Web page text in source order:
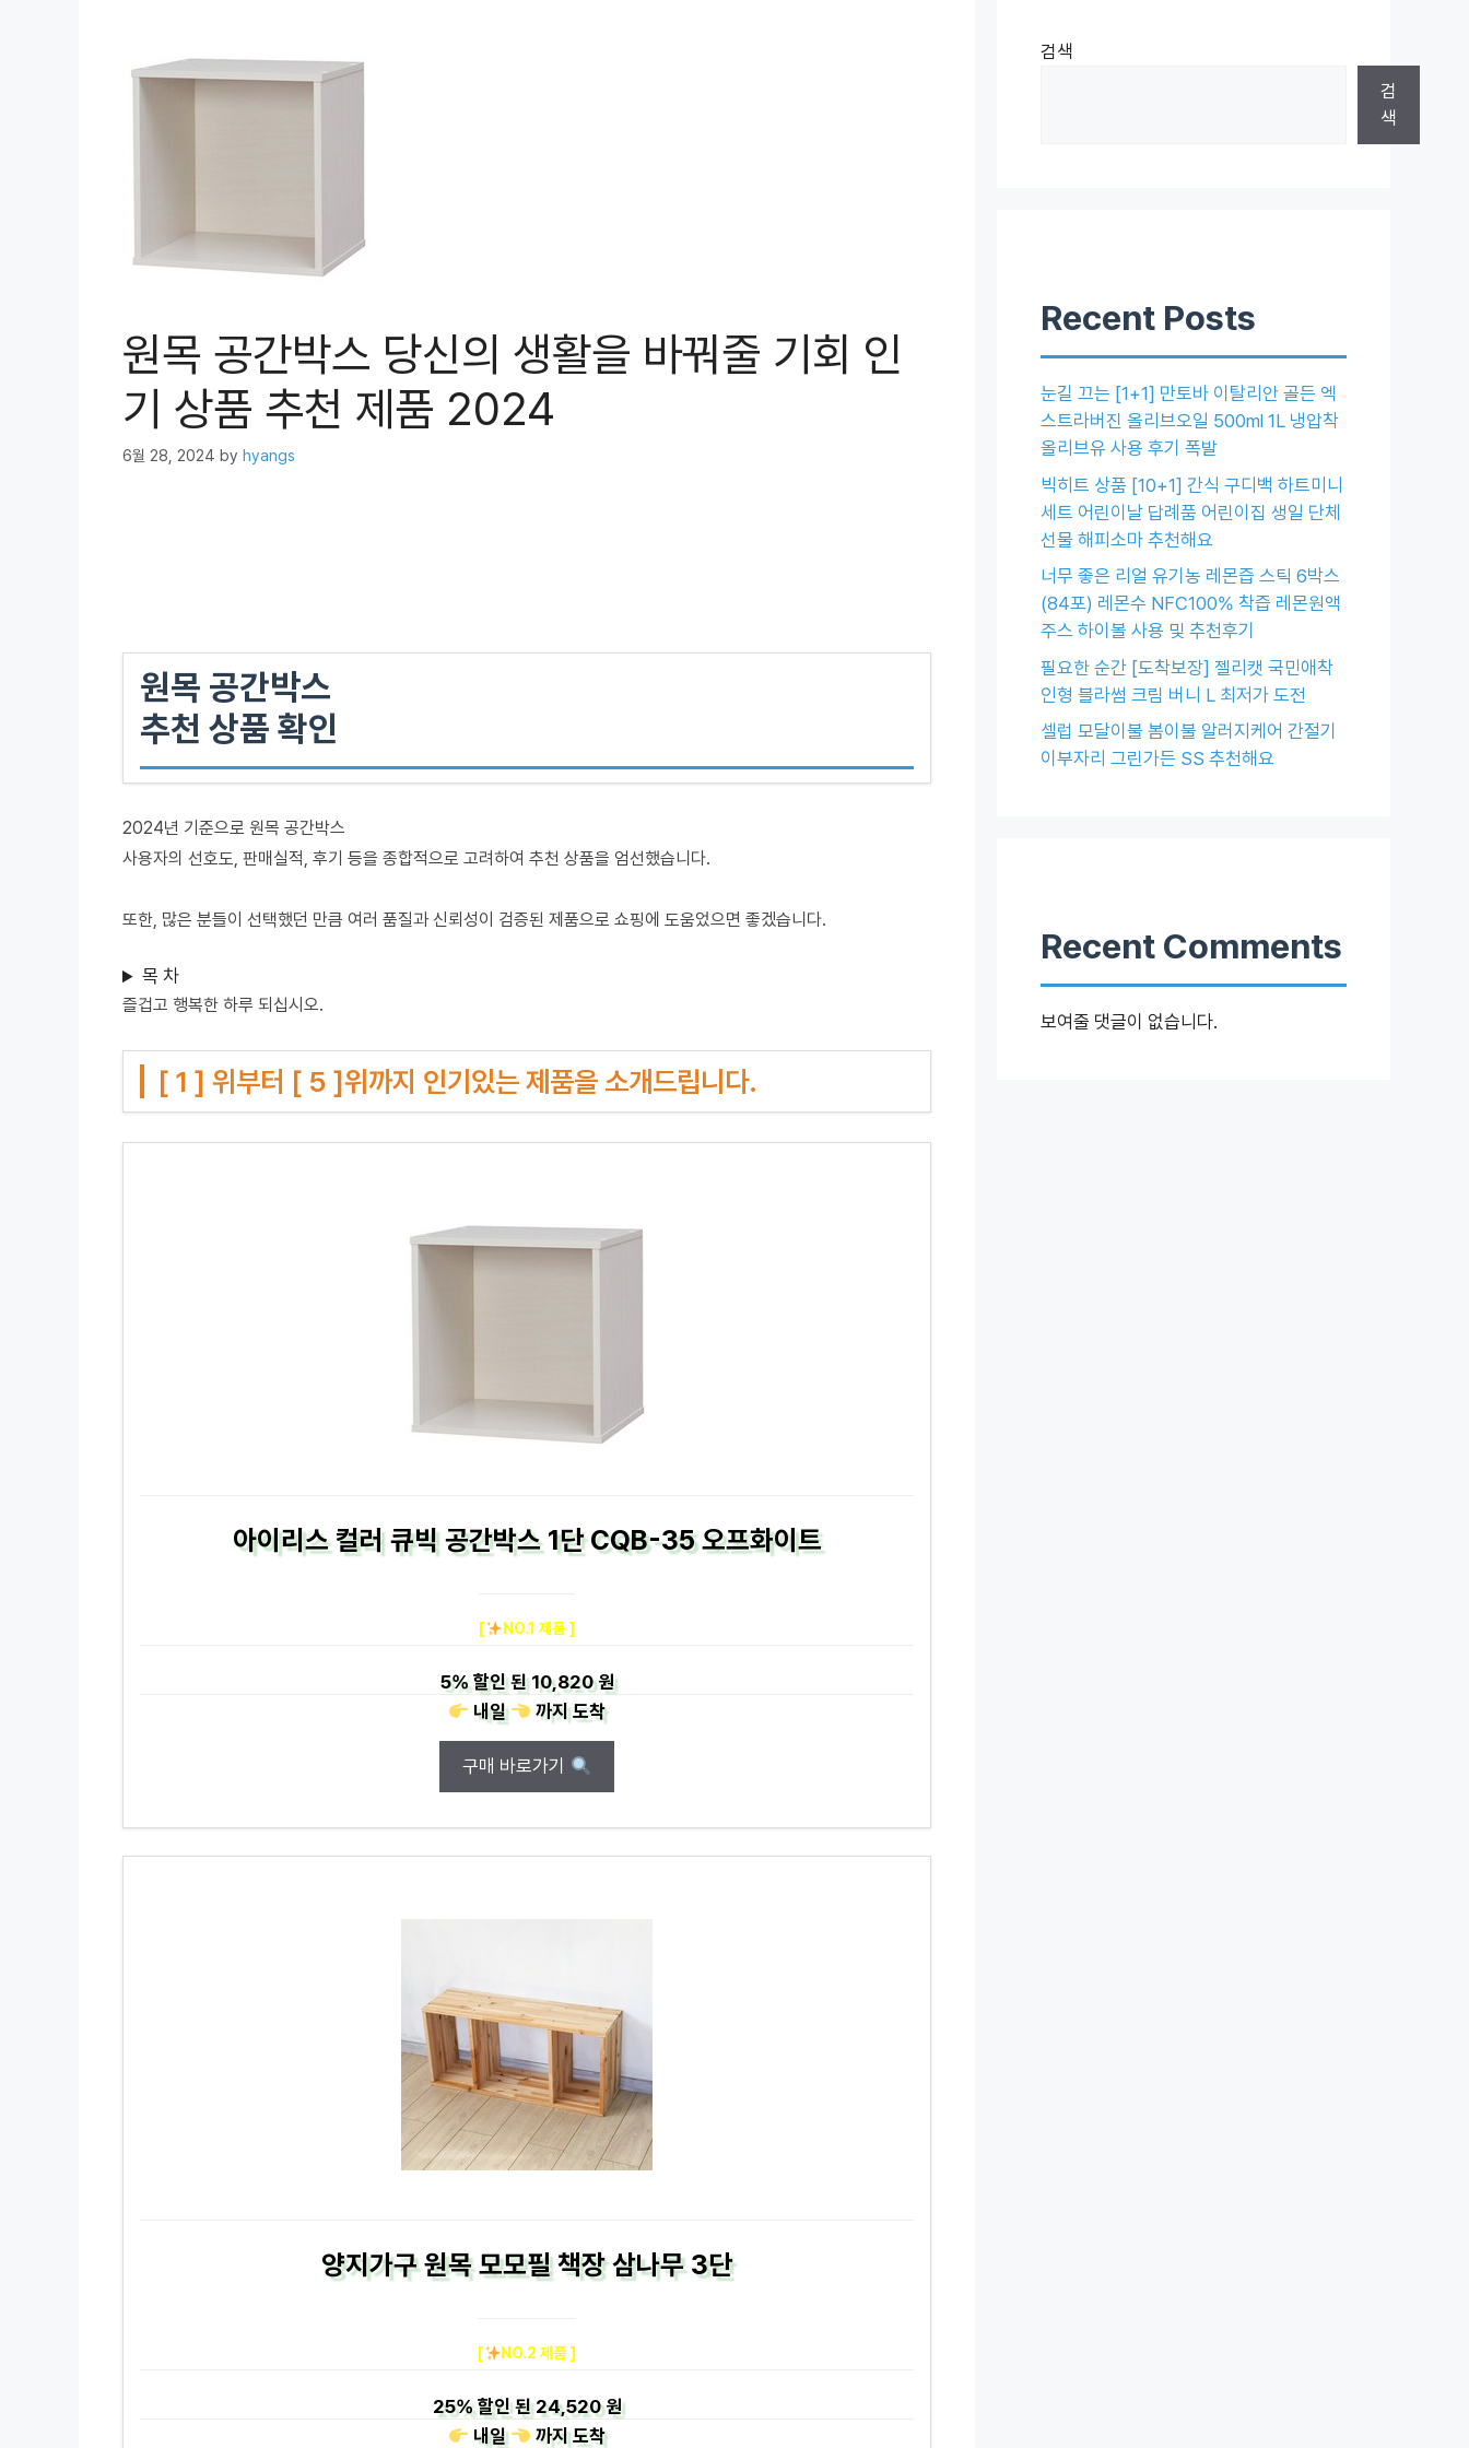
원목 공간박스 당신의 생활을 바꿔줄 기회 인
기 상품 추천 제품 2024
6월 28, 2024 by hyangs
원목 공간박스
추천 상품 확인
2024년 기준으로 원목 공간박스
사용자의 선호도, 판매실적, 후기 등을 종합적으로 고려하여 추천 상품을 엄선했습니다.
또한, 많은 분들이 선택했던 만큼 여러 품질과 신뢰성이 검증된 제품으로 쇼핑에 도움었으면 좋겠습니다.
목 차
즐겁고 행복한 하루 되십시오.
[ 1 ] 위부터 [ 5 ]위까지 인기있는 제품을 소개드립니다.
아이리스 컬러 큐빅 공간박스 1단 CQB-35 오프화이트
[ NO.1 제품 ]
5%할인 된10,820 원
내일
까지도착
구매 바로가기
양지가구 원목 모모필 책장 삼나무 3단
[ NO.2 제품 ]
25%할인 된24,520 원
내일
까지도착
검색
검
색
Recent Posts
눈길 끄는 [1+1] 만토바 이탈리안 골든 엑
스트라버진 올리브오일 500ml 1L 냉압착
올리브유 사용 후기 폭발
빅히트 상품 [10+1] 간식 구디백 하트미니
세트 어린이날 답례품 어린이집 생일 단체
선물 해피소마 추천해요
너무 좋은 리얼 유기농 레몬즙 스틱 6박스
(84포) 레몬수 NFC100% 착즙 레몬원액
주스 하이볼 사용 및 추천후기
필요한 순간 [도착보장] 젤리캣 국민애착
인형 블라썸 크림 버니 L 최저가 도전
셀럽 모달이불 봄이불 알러지케어 간절기
이부자리 그린가든 SS 추천해요
Recent Comments
보여줄 댓글이 없습니다.